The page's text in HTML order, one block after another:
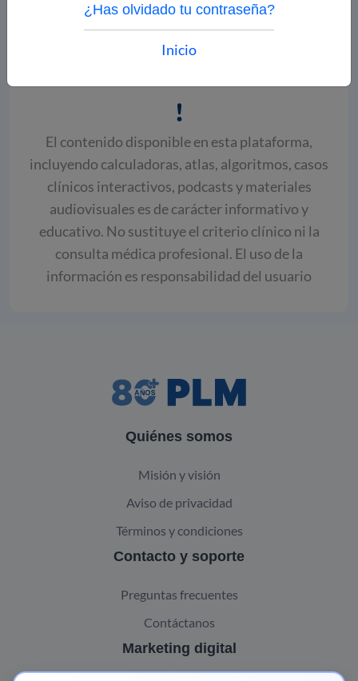
Calcular puntaje
El contenido disponible en esta plataforma,
incluyendo calculadoras, atlas, algoritmos, casos
clínicos interactivos, podcasts y materiales
audiovisuales es de carácter informativo y
educativo. No sustituye el criterio clínico ni la
consulta médica profesional. El uso de la
información es responsabilidad del usuario
¿Has olvidado tu contraseña?
Inicio
Quiénes somos
Misión y visión
Aviso de privacidad
Términos y condiciones
Contacto y soporte
Preguntas frecuentes
Contáctanos
Marketing digital